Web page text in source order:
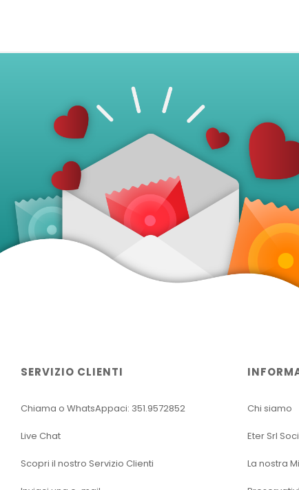
SERVIZIO CLIENTI
Chiama o WhatsAppaci: 351.9572852
Live Chat
Scopri il nostro Servizio Clienti
Chi siamo
Eter Srl
La nostra